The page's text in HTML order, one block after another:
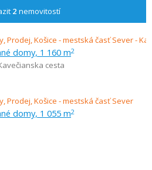
2 nemovitostí
domy, 1 160 m2
cesta
domy, 1 055 m2